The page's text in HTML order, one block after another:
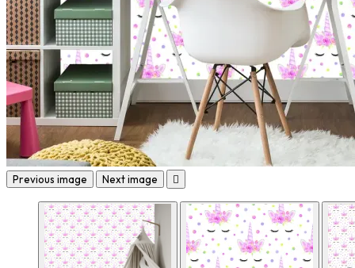
Previous image Next image 